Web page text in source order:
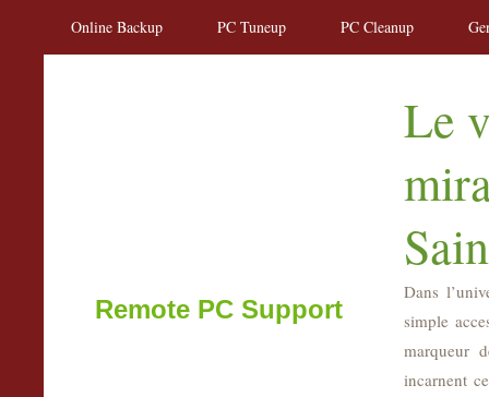
Online Backup PC Tuneup PC Cleanup
Le
Dans
simple
marqueur
incarnent
Remote PC Support